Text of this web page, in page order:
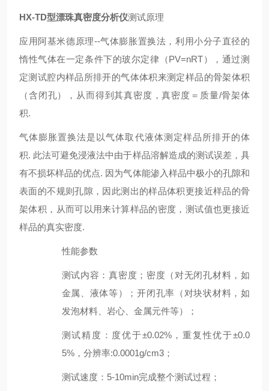
HX-TD型漂珠真密度分析仪测试原理
应用阿基米德原理--气体膨胀置换法，利用小分子直径的
惰性气体在一定条件下的玻尔定律（PV=nRT），通过测
定测试腔内样品所排开的气体体积来测定样品的骨架体积
（含闭孔），从而得到其真密度，真密度＝质量/骨架体
积.
气体膨胀置换法是以气体取代液体测定样品所排开的体
积. 此法可避免浸液法中由于样品溶解造成的测试误差，具
有不损坏样品的优点. 因为气体能渗入样品中极小的孔隙和
表面的不规则孔隙，因此测出的样品体积更接近样品的骨
架体积，从而可以用来计算样品的密度，测试值也更接近
样品的真实密度.
性能参数
测试内容 ：真密度；密度（对无闭孔材料，如
金属、液体等）； 开闭孔率（对块状材料，如
发泡材料、岩心、金属元件等）；
测试精度 ： 度优于±0.02%，重复性优于±0.0
5%，分辨率:0.0001g/cm3；
测试速度： 5-10min完成整个测试过程；